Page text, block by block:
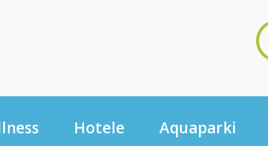
Hotele Aquaparki